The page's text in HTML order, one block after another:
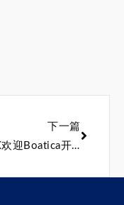
下一篇
ABBEX欢迎Boatica开普敦展的回归